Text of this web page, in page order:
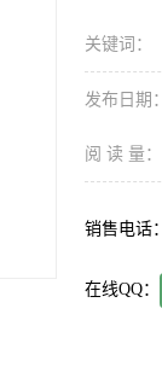
关键词：
发布日期：
阅 读 量：
销售电话：
在线QQ：